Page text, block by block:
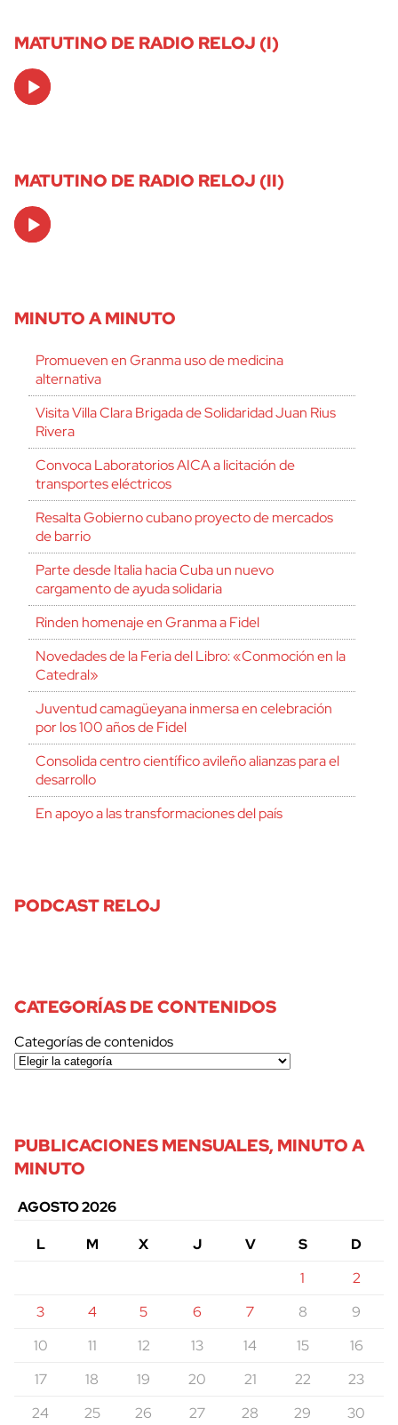
MATUTINO DE RADIO RELOJ (I)
Audio
Player
MATUTINO DE RADIO RELOJ (II)
Audio
Player
MINUTO A MINUTO
Promueven en Granma uso de medicina
alternativa
Visita Villa Clara Brigada de Solidaridad Juan Rius
Rivera
Convoca Laboratorios AICA a licitación de
transportes eléctricos
Resalta Gobierno cubano proyecto de mercados
de barrio
Parte desde Italia hacia Cuba un nuevo
cargamento de ayuda solidaria
Rinden homenaje en Granma a Fidel
Novedades de la Feria del Libro: «Conmoción en la
Catedral»
Juventud camagüeyana inmersa en celebración
por los 100 años de Fidel
Consolida centro científico avileño alianzas para el
desarrollo
En apoyo a las transformaciones del país
PODCAST RELOJ
CATEGORÍAS DE CONTENIDOS
Categorías de contenidos
PUBLICACIONES MENSUALES, MINUTO A
MINUTO
AGOSTO 2026
L
M X J V S
D
1
2
3
4 5 6 7 8
9
10
11 12 13 14 15
16
17
18 19 20 21 22
23
24
25 26 27 28 29 30